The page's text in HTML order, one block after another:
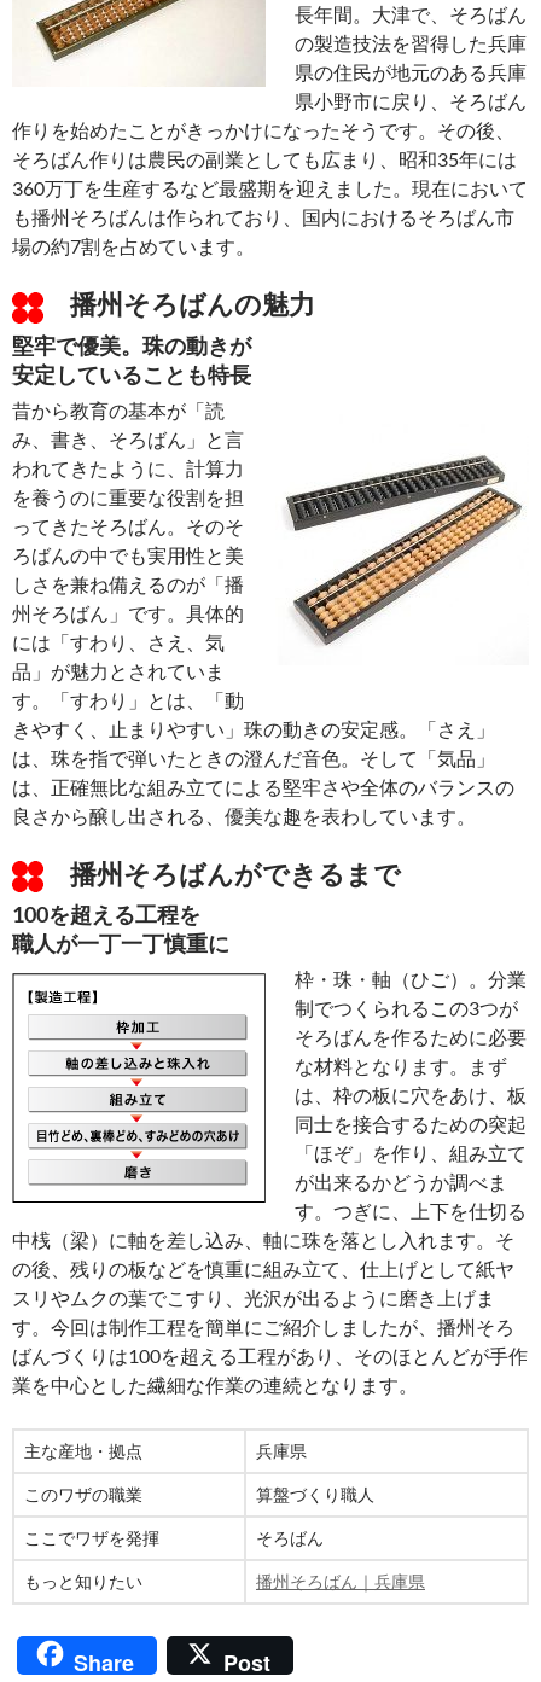
長年間。大津で、そろばん
の製造技法を習得した兵庫
県の住民が地元のある兵庫
県小野市に戻り、そろばん
作りを始めたことがきっかけになったそうです。その後、
そろばん作りは農民の副業としても広まり、昭和35年には
360万丁を生産するなど最盛期を迎えました。現在において
も播州そろばんは作られており、国内におけるそろばん市
場の約7割を占めています。
播州そろばんの魅力
堅牢で優美。珠の動きが
安定していることも特長
昔から教育の基本が「読
み、書き、そろばん」と言
われてきたように、計算力
を養うのに重要な役割を担
ってきたそろばん。そのそ
ろばんの中でも実用性と美
しさを兼ね備えるのが「播
州そろばん」です。具体的
には「すわり、さえ、気
品」が魅力とされていま
す。「すわり」とは、「動
きやすく、止まりやすい」珠の動きの安定感。「さえ」
は、珠を指で弾いたときの澄んだ音色。そして「気品」
は、正確無比な組み立てによる堅牢さや全体のバランスの
良さから醸し出される、優美な趣を表わしています。
播州そろばんができるまで
100を超える工程を
職人が一丁一丁慎重に
枠・珠・軸（ひご）。分業
制でつくられるこの3つが
そろばんを作るために必要
な材料となります。まず
は、枠の板に穴をあけ、板
同士を接合するための突起
「ほぞ」を作り、組み立て
が出来るかどうか調べま
す。つぎに、上下を仕切る
中桟（梁）に軸を差し込み、軸に珠を落とし入れます。そ
の後、残りの板などを慎重に組み立て、仕上げとして紙ヤ
スリやムクの葉でこすり、光沢が出るように磨き上げま
す。今回は制作工程を簡単にご紹介しましたが、播州そろ
ばんづくりは100を超える工程があり、そのほとんどが手作
業を中心とした繊細な作業の連続となります。
主な産地・拠点 兵庫県
このワザの職業 算盤づくり職人
ここでワザを発揮 そろばん
もっと知りたい 播州そろばん｜兵庫県
Share Post